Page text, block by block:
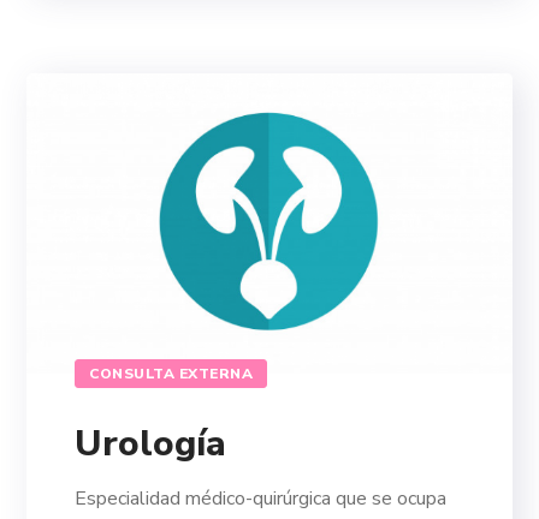
CONSULTA EXTERNA
Urología
Especialidad médico-quirúrgica que se ocupa